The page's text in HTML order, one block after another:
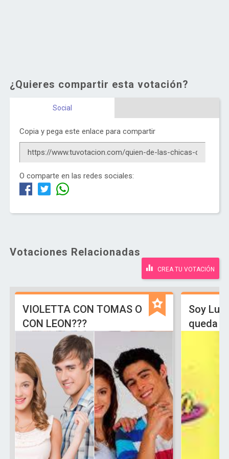
¿Quieres compartir esta votación?
Social
Copia y pega este enlace para compartir
O comparte en las redes sociales:
Votaciones Relacionadas
CREA TU VOTACIÓN
VIOLETTA CON TOMAS O
CON LEON???
Soy
queda